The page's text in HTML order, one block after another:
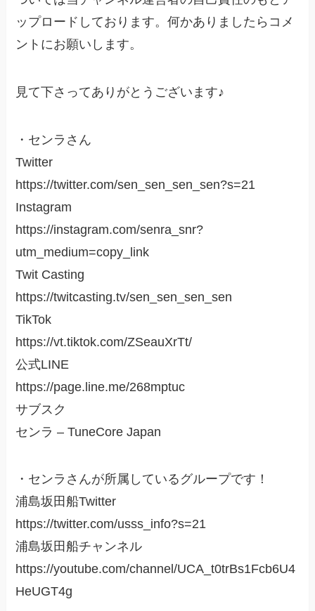
ップロードしております。何かありましたらコメ
ントにお願いします。
見て下さってありがとうございます♪
・センラさん
Twitter
https://twitter.com/sen_sen_sen_sen?s=21
Instagram
https://instagram.com/senra_snr?
utm_medium=copy_link
Twit Casting
https://twitcasting.tv/sen_sen_sen_sen
TikTok
https://vt.tiktok.com/ZSeauXrTt/
公式LINE
https://page.line.me/268mptuc
サブスク
センラ – TuneCore Japan
・センラさんが所属しているグループです！
浦島坂田船Twitter
https://twitter.com/usss_info?s=21
浦島坂田船チャンネル
https://youtube.com/channel/UCA_t0trBs1Fcb6U4
HeUGT4g